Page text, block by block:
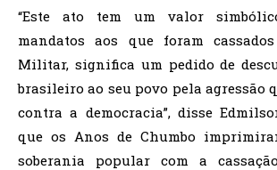
“Este ato tem um valor
mandatos aos que foram
Militar, significa um pedido de
brasileiro ao seu povo pela agressão
contra a democracia”, disse
que os Anos de Chumbo
soberania popular com a